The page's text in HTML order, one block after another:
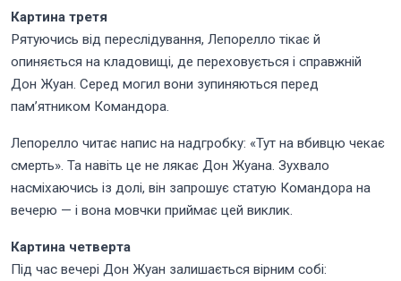
Картина третя
Рятуючись від переслідування, Лепорелло тікає й
опиняється на кладовищі, де переховується і справжній
Дон Жуан. Серед могил вони зупиняються перед
пам’ятником Командора.
Лепорелло читає напис на надгробку: «Тут на вбивцю чекає
смерть». Та навіть це не лякає Дон Жуана. Зухвало
насміхаючись із долі, він запрошує статую Командора на
вечерю — і вона мовчки приймає цей виклик.
Картина четверта
Під час вечері Дон Жуан залишається вірним собі: